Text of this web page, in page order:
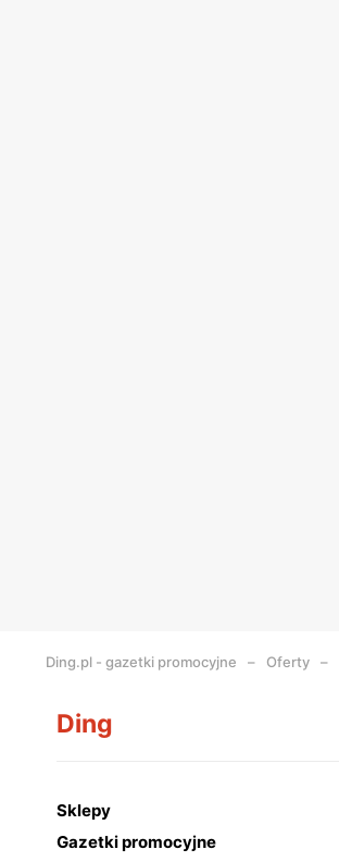
Ding.pl - gazetki promocyjne Oferty
Ding
Sklepy
Gazetki promocyjne